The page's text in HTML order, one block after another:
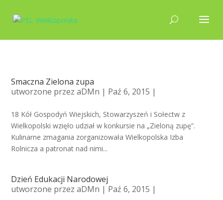
Smaczna Zielona zupa
utworzone przezaDMn | Paź 6, 2015 |
18 Kół Gospodyń Wiejskich, Stowarzyszeń i Sołectw z
Wielkopolski wzięło udział w konkursie na „Zieloną zupę”.
Kulinarne zmagania zorganizowała Wielkopolska Izba
Rolnicza a patronat nad nimi...
Dzień Edukacji Narodowej
utworzone przezaDMn | Paź 6, 2015 |